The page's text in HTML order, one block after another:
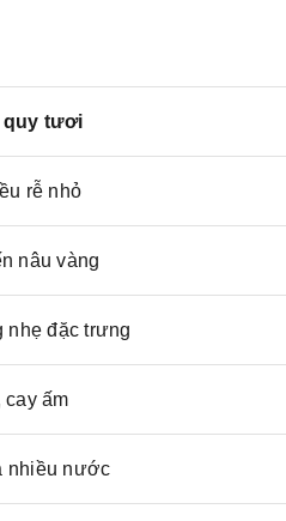
tươi
rễ nhỏ
nâu vàng
nhẹ đặc trưng
cay ấm
nhiều nước